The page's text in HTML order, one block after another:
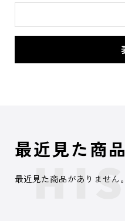
最近見た商品
最近見た商品がありません。